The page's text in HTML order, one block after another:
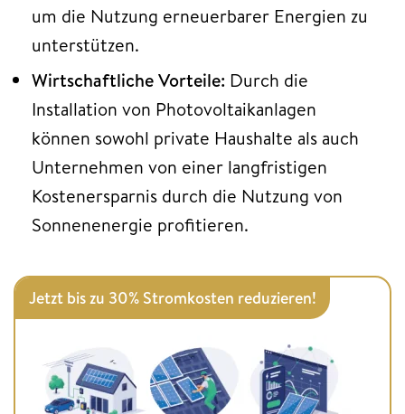
um die Nutzung erneuerbarer Energien zu
unterstützen.
Wirtschaftliche Vorteile: Durch die
Installation von Photovoltaikanlagen
können sowohl private Haushalte als auch
Unternehmen von einer langfristigen
Kostenersparnis durch die Nutzung von
Sonnenenergie profitieren.
Jetzt bis zu 30% Stromkosten reduzieren!